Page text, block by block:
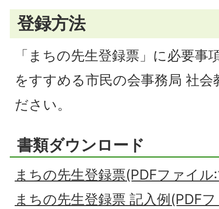
登録方法
「まちの先生登録票」に必要事
をすすめる市民の会事務局 社
ださい。
書類ダウンロード
まちの先生登録票(PDFファイル
まちの先生登録票 記入例(PDF